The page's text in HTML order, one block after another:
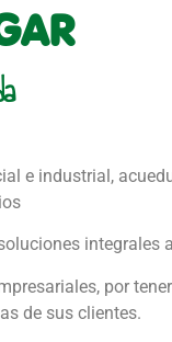
e industrial,
integrales
por
de sus clientes.